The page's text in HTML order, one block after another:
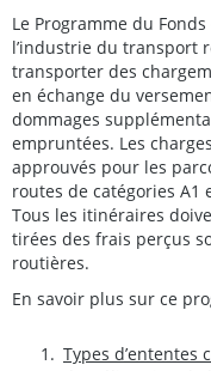
Le Programme du
l’industrie du transport
transporter des
en échange du
dommages
empruntées. Les
approuvés pour les
routes de catégories A1
Tous les itinéraires
tirées des frais perçus
routières.
En savoir plus sur ce
Types d’ententes